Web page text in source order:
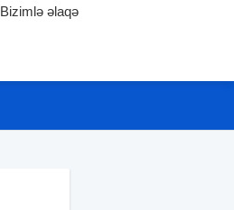
Bizimlə əlaqə